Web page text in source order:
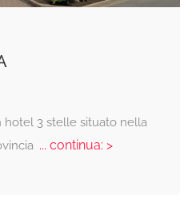
hotel 3 stelle situato nella
... continua: >